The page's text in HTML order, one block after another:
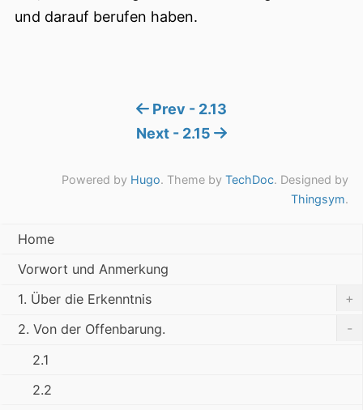
und darauf berufen haben.
Prev - 2.13
Next - 2.15
Powered by Hugo. Theme by TechDoc. Designed by
Thingsym.
Home
Vorwort und Anmerkung
1. Über die Erkenntnis
+
2. Von der Offenbarung.
-
2.1
2.2